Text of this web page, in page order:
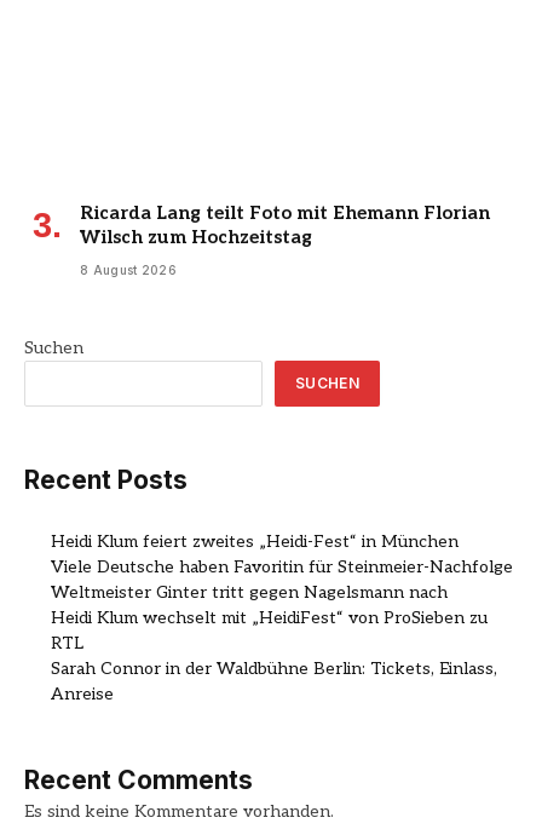
Ricarda Lang teilt Foto mit Ehemann Florian
Wilsch zum Hochzeitstag
8 August 2026
Suchen
SUCHEN
Recent Posts
Heidi Klum feiert zweites „Heidi-Fest“ in München
Viele Deutsche haben Favoritin für Steinmeier-Nachfolge
Weltmeister Ginter tritt gegen Nagelsmann nach
Heidi Klum wechselt mit „HeidiFest“ von ProSieben zu
RTL
Sarah Connor in der Waldbühne Berlin: Tickets, Einlass,
Anreise
Recent Comments
Es sind keine Kommentare vorhanden.